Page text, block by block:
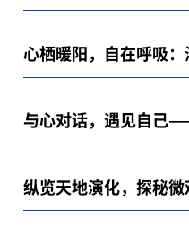
特色社会主义思想学
《温家宝地质笔记》专
动
心栖暖阳，自在呼吸
学院首届“心呼吸”心
作大赛落幕
与心对话，遇见自己
舟”第161期OH卡牌
行
纵览天地演化，探秘
地球科学学院“地心